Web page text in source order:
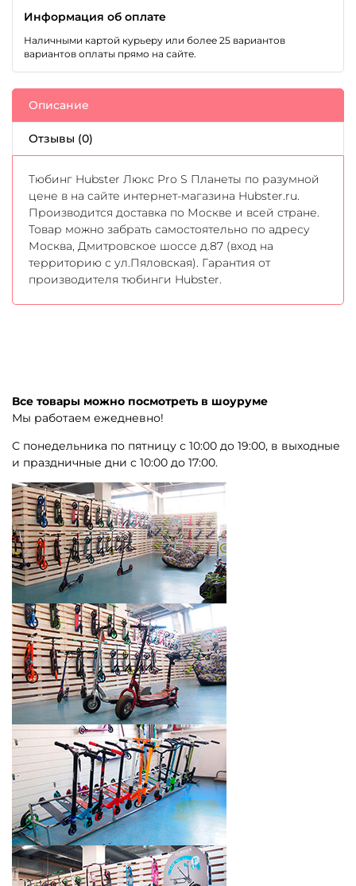
Информация об оплате
Наличными картой курьеру или более 25 вариантов
вариантов оплаты прямо на сайте.
Описание
Отзывы (0)
Тюбинг Hubster Люкс Pro S Планеты по разумной
цене в на сайте интернет-магазина Hubster.ru.
Производится доставка по Москве и всей стране.
Товар можно забрать самостоятельно по адресу
Москва, Дмитровское шоссе д.87 (вход на
территорию с ул.Пяловская). Гарантия от
производителя тюбинги Hubster.
Все товары можно посмотреть в шоуруме
Мы работаем ежедневно!
С понедельника по пятницу с 10:00 до 19:00, в выходные
и праздничные дни с 10:00 до 17:00.